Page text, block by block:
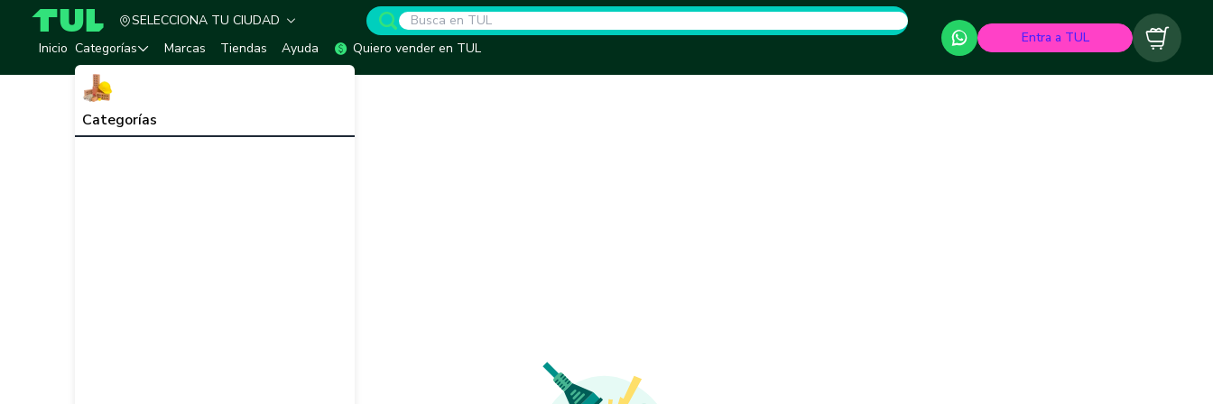
TUL - Tu Marketplace de Construcción
SELECCIONA TU CIUDAD
Inicio Categorías
Categorías
Marcas Tiendas Ayuda Quiero vender en TUL
Entra a TUL Carrito